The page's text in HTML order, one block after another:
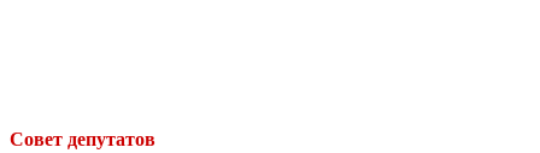
Совет депутатов